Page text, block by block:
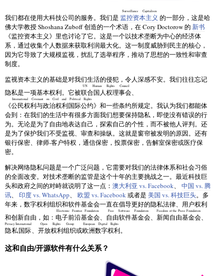
我们都在使用大科技公司的服务。我们是 监控资本主义
Surveillance Capitalism
的一部分，这是哈
佛大学教授 Shoshana Zuboff 创造的一个术语，在 Cory Doctorow 的 新书
《监控资本主义》里也讨论了它。这是一个以技术垄断为中心的经济体
系，通过收集个人数据来获取利润最大化。这一制度威胁到民主的核心，
因为它导致了大规模监视，扰乱了选举程序，推动了思想的一致性和审查
制度。
监视资本主义的基础是对我们生活的侵犯，令人深感不安。我们往往忘记
隐私是一项基本权利。它被联合国人权理事会
UN Human Rights Council
、
《公民权利与政治权利国际公约
International Covenant on Civil and Political Rights
》和一些条约所规定。我认为我们都能体
会到：在我们的生活中有很多方面我们想要保持隐私，即使没有错误的行
为。无论是为了自由地表达自己，探索自己的个性，而不被他人评判。还
是为了保护我们不受监视、审查和操纵。这就是窗帘被发明的原因。还有
银行保密、律师-客户特权，通信保密，投票保密，告解室保密或医疗保
密。
解决网络隐私问题是一个广泛问题，它需要对我们的法律体系和社会习俗
的全面改变。对技术垄断的监管是这个十年的主要挑战之一。最近科技巨
头和政府之间的对峙就说明了这一点： 澳大利亚 vs. Facebook、 中国 vs. 腾
讯、 印度 vs. WhatsApp、 欧盟 vs. Facebook或者是 美国 vs. 科技巨头。多
年来，数字权利组织和软件基金会一直在倡导更好的隐私法律、用户权利
和创新自由，如： 电子前沿基金会
Electronic Frontier Foundation
、 自由软件基金会
Free Software Foundation
、 新闻自由基金会
Freedom of the Press Foundation
、
隐私国际
Privacy International
、 开放权利组织
Open Rights Group
或欧洲数字权利
European Digital Rights
。
这和自由/开源软件有什么关系？